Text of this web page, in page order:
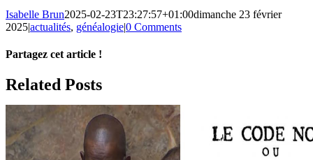
Isabelle Brun2025-02-23T23:27:57+01:00dimanche 23 février
2025|actualités, généalogie|0 Comments
Partagez cet article !
Facebook
X
Reddit
LinkedIn
WhatsApp
Telegram
Tumblr
Pinterest
Vk
Xing
Email
Related Posts